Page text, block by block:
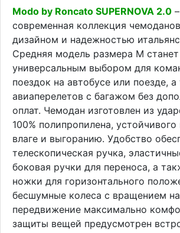
Modo by Roncato SUPERNOVA 2.0
современная коллекция
дизайном и надежностью
Средняя модель размера M станет
универсальным выбором для
поездок на автобусе или поезде,
авиаперелетов с багажом без
оплат. Чемодан изготовлен из
100% полипропилена,
влаге и выгоранию. Удобство
телескопическая ручка,
боковая ручки для переноса, а
ножки для горизонтального
бесшумные колеса с вращением
передвижение максимально
защиты вещей предусмотрен